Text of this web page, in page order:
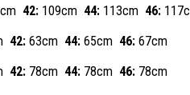
42: 109cm 44: 113cm 46:
42: 63cm 44: 65cm 46: 67cm
42: 78cm 44: 78cm 46: 78cm